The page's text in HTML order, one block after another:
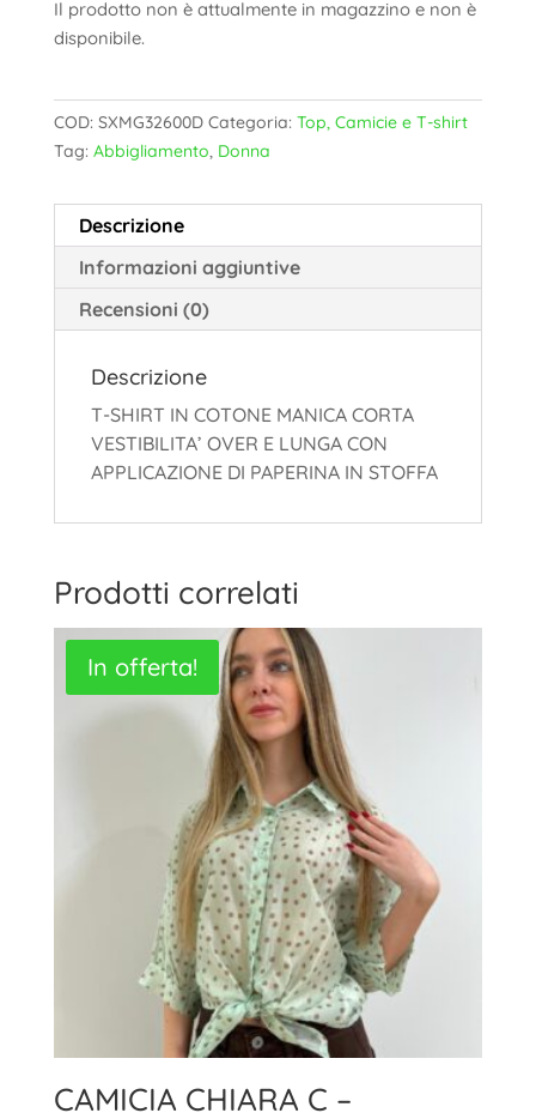
Il prodotto non è attualmente in magazzino e non è
disponibile.
COD: SXMG32600D Categoria: Top, Camicie e T-shirt
Tag: Abbigliamento, Donna
Descrizione
Informazioni aggiuntive
Recensioni (0)
Descrizione
T-SHIRT IN COTONE MANICA CORTA
VESTIBILITA’ OVER E LUNGA CON
APPLICAZIONE DI PAPERINA IN STOFFA
Prodotti correlati
In offerta!
CAMICIA CHIARA C –